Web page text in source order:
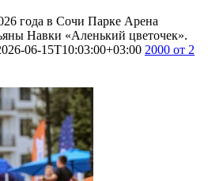
года в Сочи Парке Арена
Навки «Аленький цветочек».
06-15T10:03:00+03:00 2000 от 2